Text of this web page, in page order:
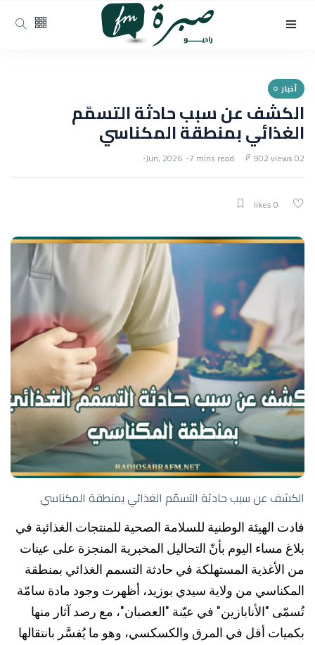
أخبار
الكشف عن سبب حادثة التسمّم
الغذائي بمنطقة المكناسي
02 Jun, 2026
7 mins read 902 views
الكشف عن سبب حادثة التسمّم الغذائي بمنطقة المكناسي
فادت الهيئة الوطنية للسلامة الصحية للمنتجات الغذائية في
بلاغ مساء اليوم بأنّ التحاليل المخبرية المنجزة على عينات
من الأغذية المستهلكة في حادثة التسمم الغذائي بمنطقة
المكناسي من ولاية سيدي بوزيد، أظهرت وجود مادة سامّة
تُسمّى "الأنابازين" في عيّنة "العصبان"، مع رصد آثار منها
بكميات أقل في المرق والكسكسي، وهو ما يُفسَّر بانتقالها